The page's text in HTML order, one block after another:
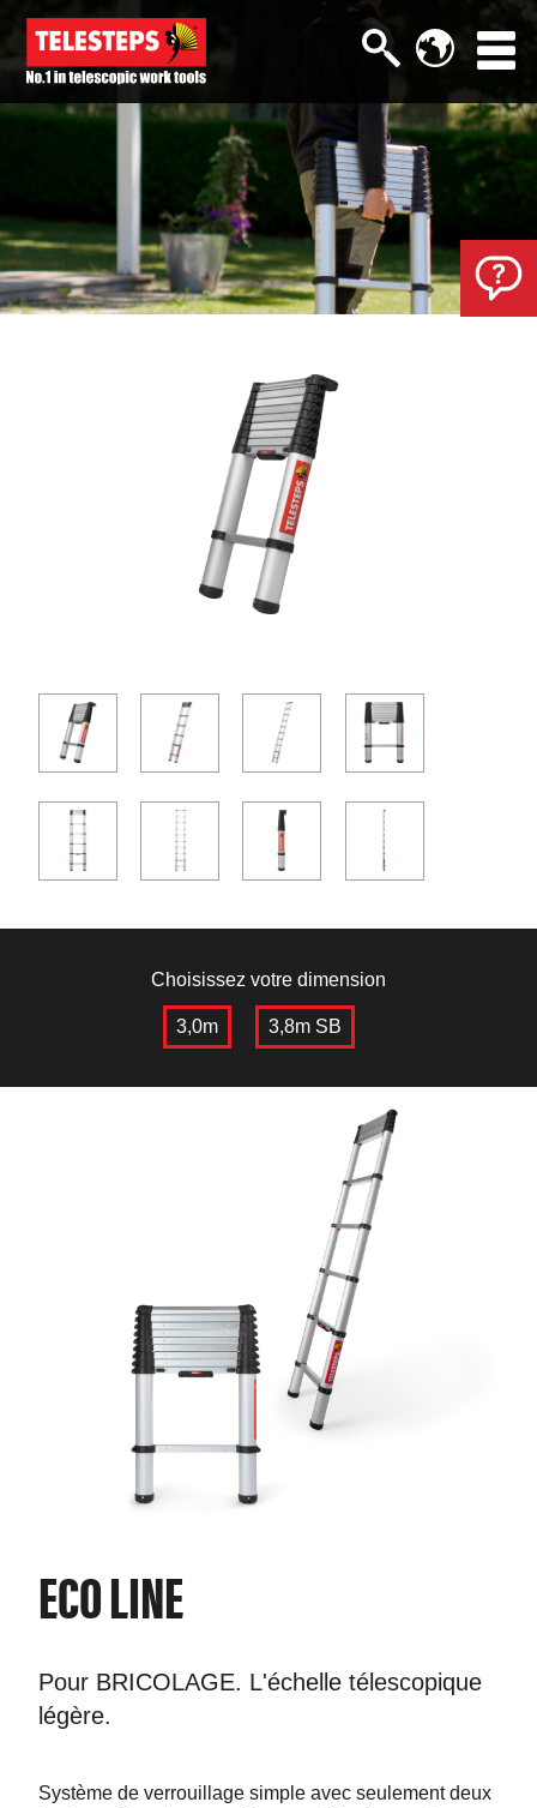
Choisissez votre dimension
3,0m 3,8m SB
ECO LINE
Pour BRICOLAGE. L'échelle télescopique
légère.
Système de verrouillage simple avec seulement deux